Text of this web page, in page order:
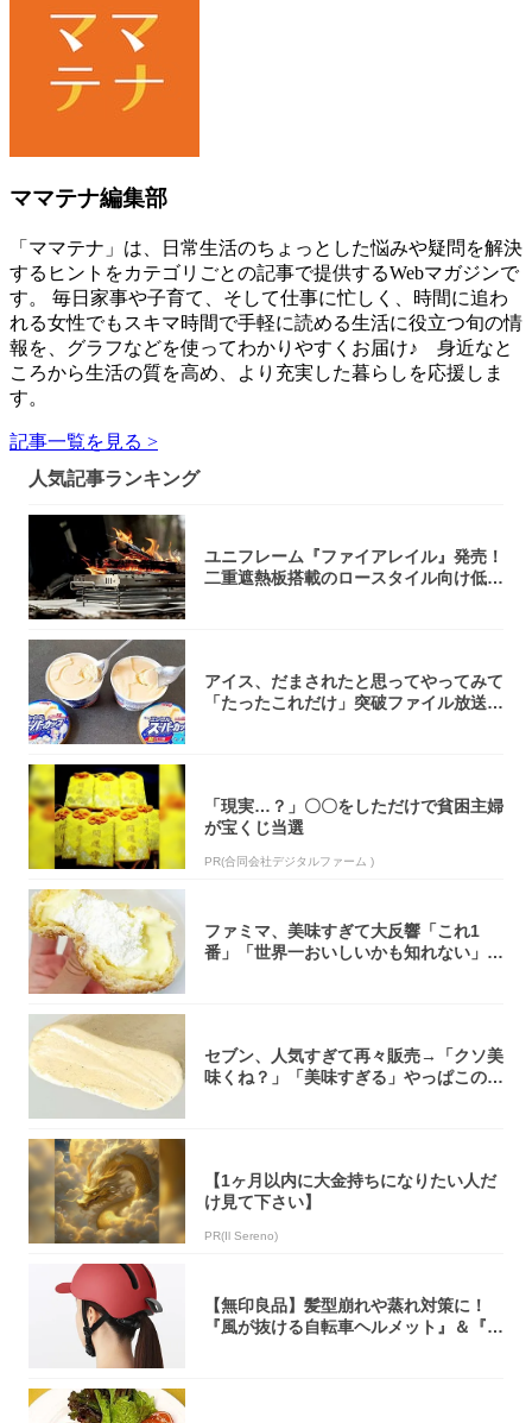
ママテナ編集部
「ママテナ」は、日常生活のちょっとした悩みや疑問を解決
するヒントをカテゴリごとの記事で提供するWebマガジンで
す。 毎日家事や子育て、そして仕事に忙しく、時間に追わ
れる女性でもスキマ時間で手軽に読める生活に役立つ旬の情
報を、グラフなどを使ってわかりやすくお届け♪ 身近なと
ころから生活の質を高め、より充実した暮らしを応援しま
す。
記事一覧を見る >
人気記事ランキング
ユニフレーム『ファイアレイル』発売！
二重遮熱板搭載のロースタイル向け低型
アイス、だまされたと思ってやってみて
「たったこれだけ」突破ファイル放送で
「現実…？」〇〇をしただけで貧困主婦
が宝くじ当選
PR(合同会社デジタルファーム )
ファミマ、美味すぎて大反響「これ1
番」「世界一おいしいかも知れない」
セブン、人気すぎて再々販売→「クソ美
味くね？」「美味すぎる」やっぱこのク
【1ヶ月以内に大金持ちになりたい人だ
け見て下さい】
PR(Il Sereno)
【無印良品】髪型崩れや蒸れ対策に！
『風が抜ける自転車ヘルメット』＆『2